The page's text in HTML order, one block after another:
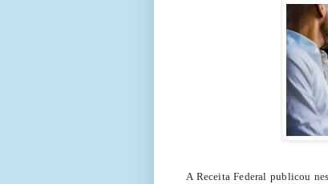
A Receita Federal publicou